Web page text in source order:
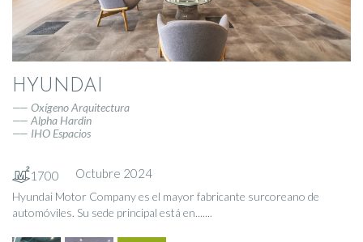
HYUNDAI
Oxígeno Arquitectura
Alpha Hardin
IHO Espacios
1700 Octubre 2024
Hyundai Motor Company es el mayor fabricante surcoreano de
automóviles. Su sede principal está en.......